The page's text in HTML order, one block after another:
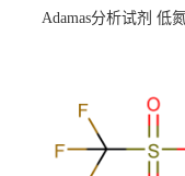
Adamas分析试剂 低
（泰坦现货供应